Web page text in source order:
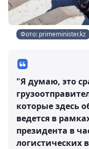
Фото: primeminister.kz
"Я думаю, это
которые здесь
ведется в
президента в
логистических